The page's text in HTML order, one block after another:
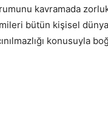
kavramada
bütün kişisel
konusuyla